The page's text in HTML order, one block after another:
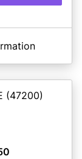
(47200)